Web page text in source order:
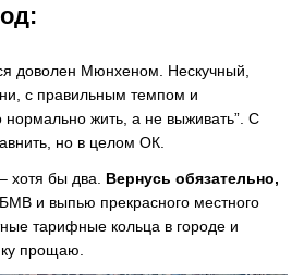
доволен Мюнхеном. Нескучный,
с правильным темпом и
жить, а не выживать”. С
но в целом ОК.
хотя бы два. Вернусь обязательно,
и выпью прекрасного местного
тарифные кольца в городе и
прощаю.